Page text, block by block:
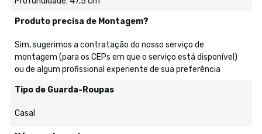
Produto precisa de Montagem?
Sim, sugerimos a contratação do nosso serviço de
montagem (para os CEPs em que o serviço está disponível)
ou de algum profissional experiente de sua preferência
Tipo de Guarda-Roupas
Casal